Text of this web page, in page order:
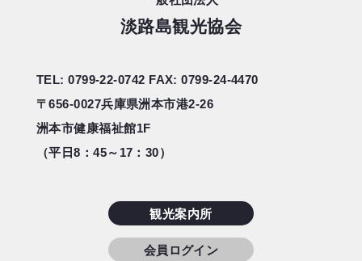
淡路島観光協会
TEL: 0799-22-0742 FAX: 0799-24-4470
〒656-0027兵庫県洲本市港2-26
洲本市健康福祉館1F
（平日8：45～17：30）
観光案内所
会員ログイン